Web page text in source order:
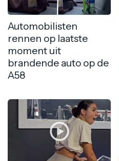
Automobilisten
rennen op laatste
moment uit
brandende auto op de
A58